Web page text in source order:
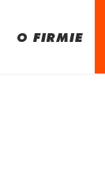
O FIRMIE